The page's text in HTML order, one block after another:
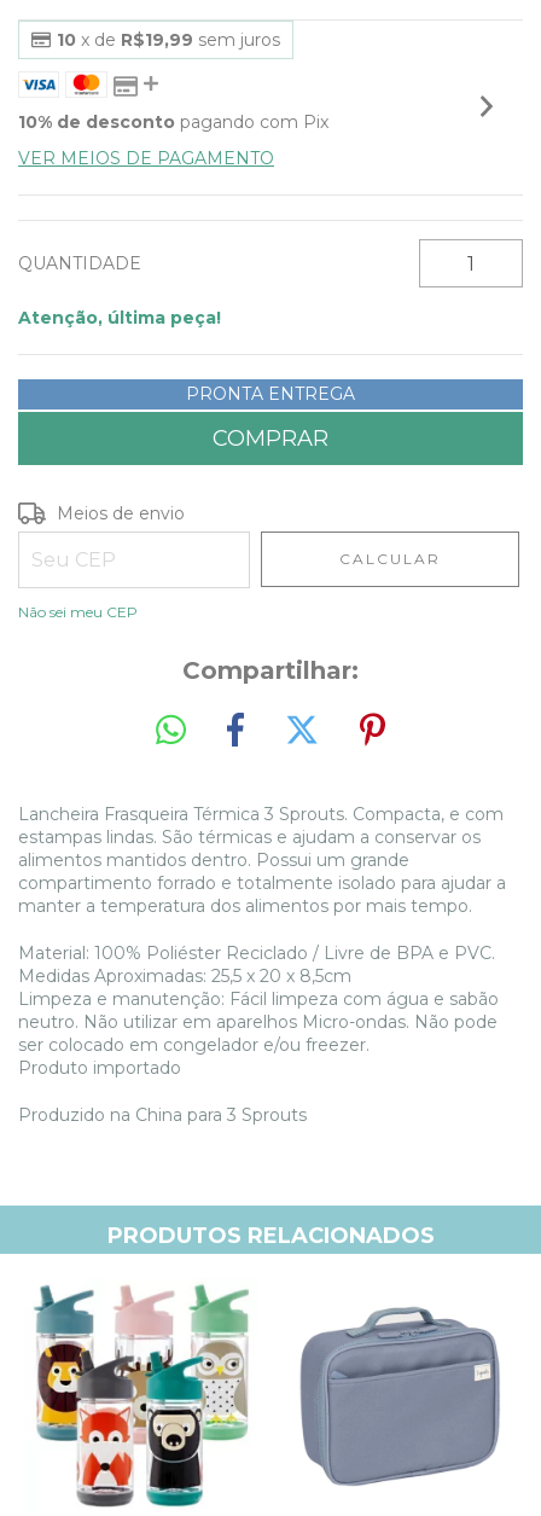
10 x de R$19,99 sem juros
10% de desconto pagando com Pix
VER MEIOS DE PAGAMENTO
QUANTIDADE
Atenção, última peça!
PRONTA ENTREGA
Entregas para o CEP:
Meios de envio
CALCULAR
Não sei meu CEP
Compartilhar:
Lancheira Frasqueira Térmica 3 Sprouts. Compacta, e com
estampas lindas. São térmicas e ajudam a conservar os
alimentos mantidos dentro. Possui um grande
compartimento forrado e totalmente isolado para ajudar a
manter a temperatura dos alimentos por mais tempo.
Material: 100% Poliéster Reciclado / Livre de BPA e PVC.
Medidas Aproximadas: 25,5 x 20 x 8,5cm
Limpeza e manutenção: Fácil limpeza com água e sabão
neutro. Não utilizar em aparelhos Micro-ondas. Não pode
ser colocado em congelador e/ou freezer.
Produto importado
Produzido na China para 3 Sprouts
PRODUTOS RELACIONADOS